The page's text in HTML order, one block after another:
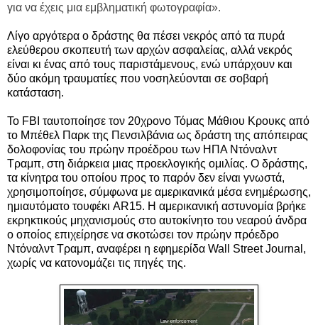
για να έχεις μια εμβληματική φωτογραφία».
Λίγο αργότερα ο δράστης θα πέσει νεκρός από τα πυρά
ελεύθερου σκοπευτή των αρχών ασφαλείας, αλλά νεκρός
είναι κι ένας από τους παριστάμενους, ενώ υπάρχουν και
δύο ακόμη τραυματίες που νοσηλεύονται σε σοβαρή
κατάσταση.
Το FBI ταυτοποίησε τον 20χρονο Τόμας Μάθιου Κρουκς από
το Μπέθελ Παρκ της Πενσιλβάνια ως δράστη της απόπειρας
δολοφονίας του πρώην προέδρου των ΗΠΑ Ντόναλντ
Τραμπ, στη διάρκεια μιας προεκλογικής ομιλίας. Ο δράστης,
τα κίνητρα του οποίου προς το παρόν δεν είναι γνωστά,
χρησιμοποίησε, σύμφωνα με αμερικανικά μέσα ενημέρωσης,
ημιαυτόματο τουφέκι AR15. Η αμερικανική αστυνομία βρήκε
εκρηκτικούς μηχανισμούς στο αυτοκίνητο του νεαρού άνδρα
ο οποίος επιχείρησε να σκοτώσει τον πρώην πρόεδρο
Ντόναλντ Τραμπ, αναφέρει η εφημερίδα Wall Street Journal,
χωρίς να κατονομάζει τις πηγές της.